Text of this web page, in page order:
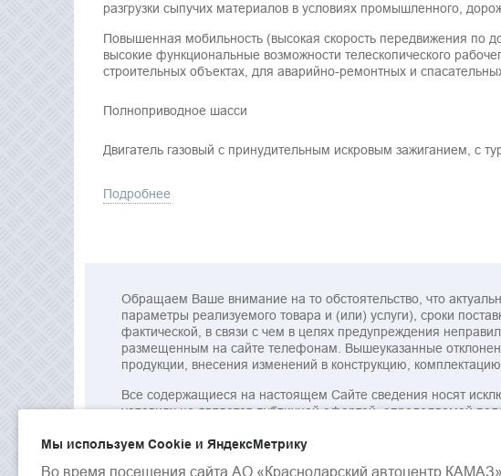
разгрузки сыпучих материалов в условиях промышленного,
Повышенная мобильность (высокая скорость передвижения по
высокие функциональные возможности телескопического
строительных объектах, для аварийно-ремонтных и
Полноприводное шасси
Двигатель газовый с принудительным искровым зажиганием, с
Подробнее
Обращаем Ваше внимание на то обстоятельство, что
параметры реализуемого товара и (или) услуги), сроки
фактической, в связи с чем в целях предупреждения
размещенным на сайте телефонам. Вышеуказанные
продукции, внесения изменений в конструкцию,
Все содержащиеся на настоящем Сайте сведения носят
условиях не является публичной офертой, определяемой
Мы используем Сookie и ЯндексМетрику
Во время посещения сайта АО «Краснодарский автоцентр